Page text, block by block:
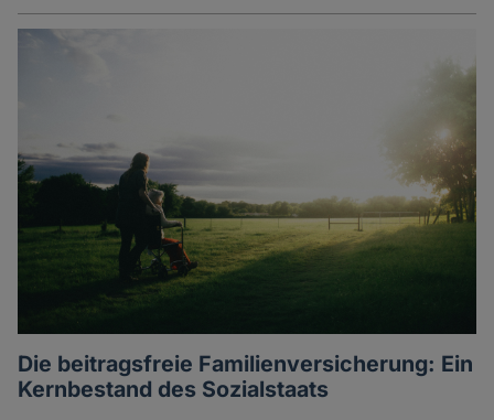
Die beitragsfreie Familienversicherung: Ein
Kernbestand des Sozialstaats